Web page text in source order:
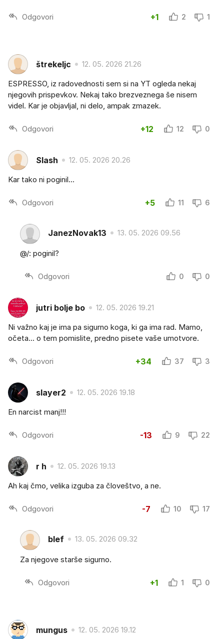
Odgovori +1 2 1
štrekeljc 12. 05. 2026 21.26
ESPRESSO, iz radovednosti sem si na YT ogleda nekaj
njegovih prispevkov. Nekaj tako brezveznega še nisem
videl. Kar je objavljal, ni delo, ampak zmazek.
Odgovori +12 12 0
Slash 12. 05. 2026 20.26
Kar tako ni poginil...
Odgovori +5 11 6
JanezNovak13 13. 05. 2026 09.56
@/: poginil?
Odgovori 0 0
jutri bolje bo 12. 05. 2026 19.21
Ni važno kaj je ima pa sigurno koga, ki ga ima rad. Mamo,
očeta... o tem pomislite, predno pisete vaše umotvore.
Odgovori +34 37 3
slayer2 12. 05. 2026 19.18
En narcist manj!!!
Odgovori -13 9 22
r h 12. 05. 2026 19.13
Ah kaj čmo, velika izguba za človeštvo, a ne.
Odgovori -7 10 17
blef 13. 05. 2026 09.32
Za njegove starše sigurno.
Odgovori +1 1 0
mungus 12. 05. 2026 19.12